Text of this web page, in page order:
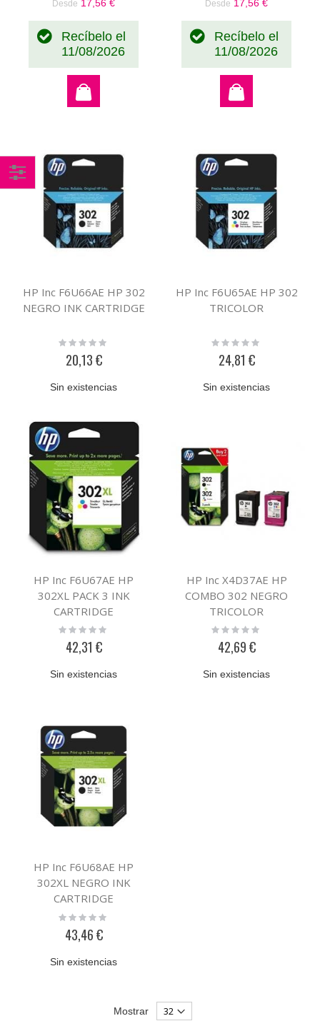
Desde 17,56 €
Recíbelo el
11/08/2026
Desde 17,56 €
Recíbelo el
11/08/2026
HP Inc F6U66AE HP 302
NEGRO INK CARTRIDGE
Rating:
20,13 €
Sin existencias
HP Inc F6U65AE HP 302
TRICOLOR
Rating:
24,81 €
Sin existencias
HP Inc F6U67AE HP
302XL PACK 3 INK
CARTRIDGE
Rating:
42,31 €
Sin existencias
HP Inc X4D37AE HP
COMBO 302 NEGRO
TRICOLOR
Rating:
42,69 €
Sin existencias
HP Inc F6U68AE HP
302XL NEGRO INK
CARTRIDGE
Rating:
43,46 €
Sin existencias
Mostrar
Comprar